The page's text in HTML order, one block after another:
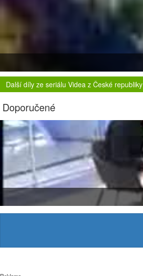
Další díly ze seriálu Videa z České republiky
Doporučené